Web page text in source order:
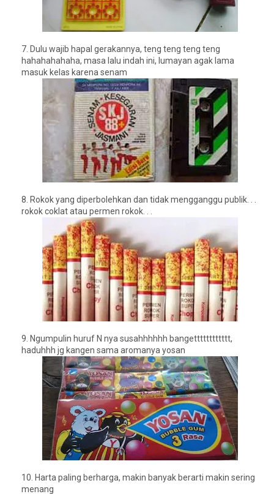
7. Dulu wajib hapal gerakannya, teng teng teng teng
hahahahahaha, masa lalu indah ini, lumayan agak lama
masuk kelas karena senam
8. Rokok yang diperbolehkan dan tidak mengganggu publik. . .
rokok coklat atau permen rokok. . .
9. Ngumpulin huruf N nya susahhhhhh bangetttttttttttt,
haduhhh jg kangen sama aromanya yosan
10. Harta paling berharga, makin banyak berarti makin sering
menang